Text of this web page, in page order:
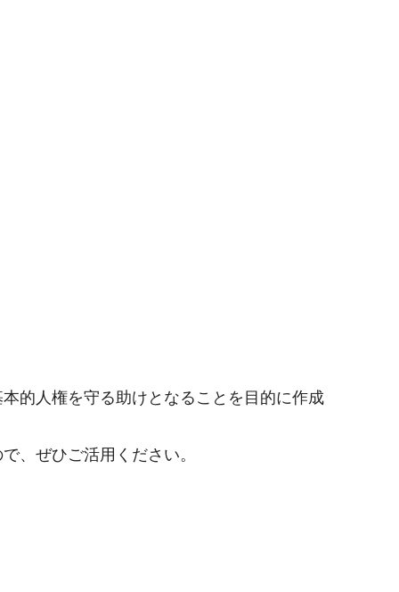
的人権を守る助けとなることを目的に作成
、ぜひご活用ください。